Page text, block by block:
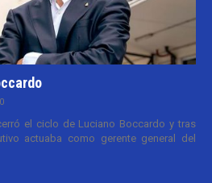
el ciclo de Luciano Boccardo y tras
actuaba como gerente general del